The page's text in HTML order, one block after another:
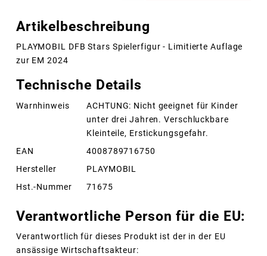
Artikelbeschreibung
PLAYMOBIL DFB Stars Spielerfigur - Limitierte Auflage
zur EM 2024
Technische Details
Warnhinweis
ACHTUNG: Nicht geeignet für Kinder
unter drei Jahren. Verschluckbare
Kleinteile, Erstickungsgefahr.
EAN
4008789716750
Hersteller
PLAYMOBIL
Hst.-Nummer
71675
Verantwortliche Person für die EU:
Verantwortlich für dieses Produkt ist der in der EU
ansässige Wirtschaftsakteur: